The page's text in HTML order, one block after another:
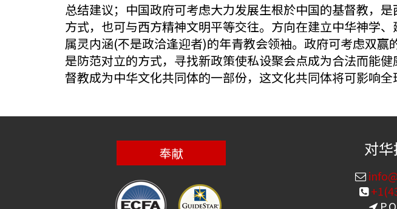
总结建议；中国政府可考虑大力发展生根於中国的基督教，
方式，也可与西方精神文明平等交往。方向在建立中华神学
属灵内涵(不是政洽逢迎者)的年青教会领袖。政府可考虑双
是防范对立的方式，寻找新政策使私设聚会点成为合法而能
督教成为中华文化共同体的一部份，这文化共同体将可影响
奉献 对